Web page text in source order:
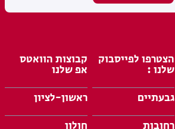
הצטרפו לפייסבוק
שלנו :
קבוצות הוואטס
אפ שלנו
גבעתיים
ראשון-לציון
רחובות
חולון